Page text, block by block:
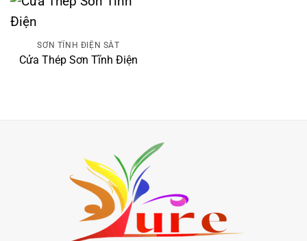
SƠN TĨNH ĐIỆN SẮT
Cửa Thép Sơn Tĩnh Điện